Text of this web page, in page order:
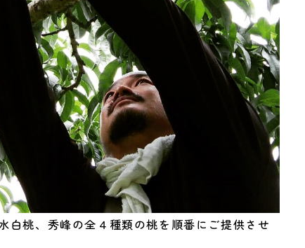
白桃、秀峰の全４種類の桃を順番にご提供させ